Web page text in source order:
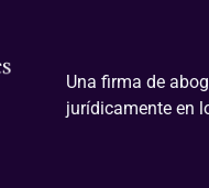
Una firma de
jurídicamente en